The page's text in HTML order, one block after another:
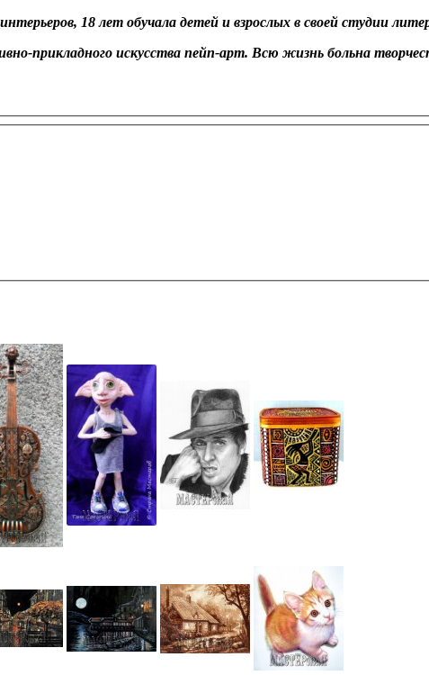
18 лет обучала детей и взрослых в своей студии
прикладного искусства пейп-арт. Всю жизнь больна